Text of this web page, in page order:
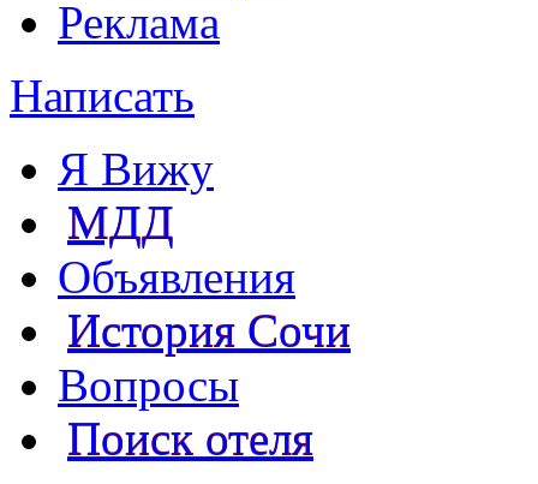
Реклама
Написать
Я Вижу
МДД
Объявления
История Сочи
Вопросы
Поиск отеля